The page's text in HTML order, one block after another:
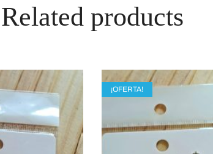
Related products
¡OFERTA!